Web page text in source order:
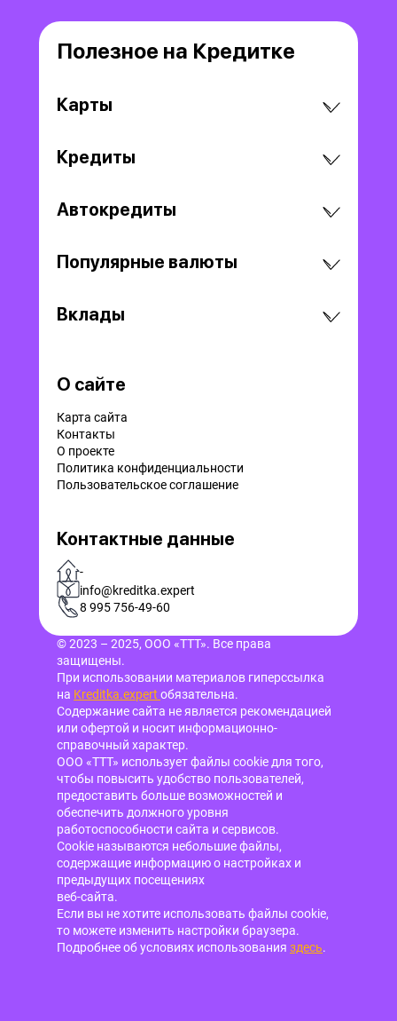
Полезное на Кредитке
Карты
Кредиты
Автокредиты
Популярные валюты
Вклады
О сайте
Карта сайта
Контакты
О проекте
Политика конфиденциальности
Пользовательское соглашение
Контактные данные
-
info@kreditka.expert
8 995 756-49-60
© 2023 – 2025, ООО «ТТТ». Все права
защищены.
При использовании материалов гиперссылка
на Kreditka.expert обязательна.
Содержание сайта не является рекомендацией
или офертой и носит информационно-
справочный характер.
ООО «ТТТ» использует файлы cookie для того,
чтобы повысить удобство пользователей,
предоставить больше возможностей и
обеспечить должного уровня
работоспособности сайта и сервисов.
Cookie называются небольшие файлы,
содержащие информацию о настройках и
предыдущих посещениях
веб-сайта.
Если вы не хотите использовать файлы cookie,
то можете изменить настройки браузера.
Подробнее об условиях использования здесь.